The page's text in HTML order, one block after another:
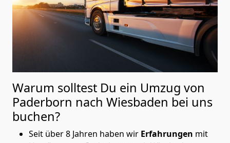
Warum solltest Du ein Umzug von
Paderborn nach Wiesbaden bei uns
buchen?
Seit über 8 Jahren haben wir Erfahrungen mit